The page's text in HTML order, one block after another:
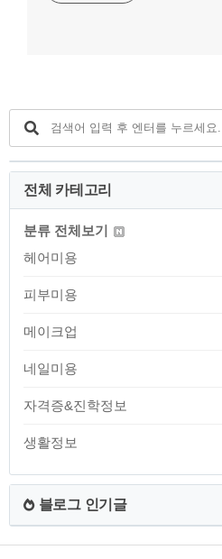
전체 카테고리
분류 전체보기
헤어미용
피부미용
메이크업
네일미용
자격증&진학정보
생활정보
블로그 인기글